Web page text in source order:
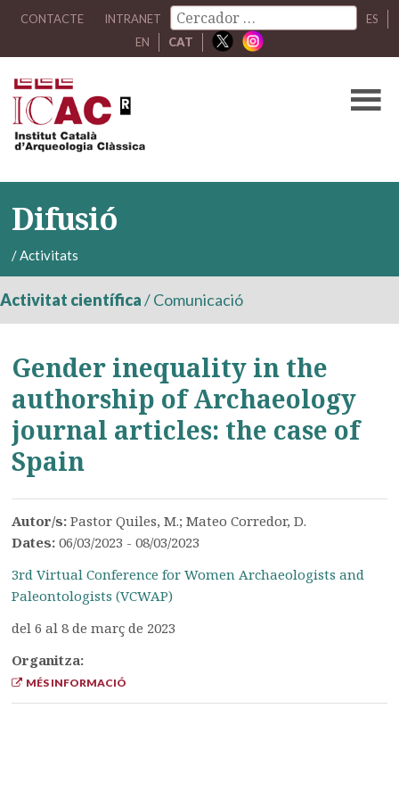
CONTACTE INTRANET
ES
EN
CAT
Difusió
/Activitats
Activitat científica/Comunicació
Gender inequality in the
authorship of Archaeology
journal articles: the case of
Spain
Autor/s:Pastor Quiles, M.; Mateo Corredor, D.
Dates:06/03/2023 - 08/03/2023
3rd Virtual Conference for Women Archaeologists and
Paleontologists (VCWAP)
del 6 al 8 de març de 2023
Organitza:
MÉS INFORMACIÓ